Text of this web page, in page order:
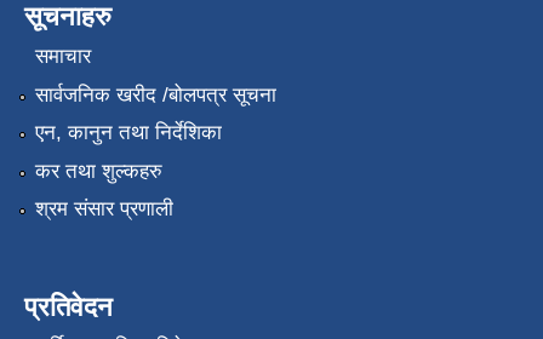
सूचनाहरु
समाचार
सार्वजनिक खरीद /बोलपत्र सूचना
एन, कानुन तथा निर्देशिका
कर तथा शुल्कहरु
श्रम संसार प्रणाली
प्रतिवेदन